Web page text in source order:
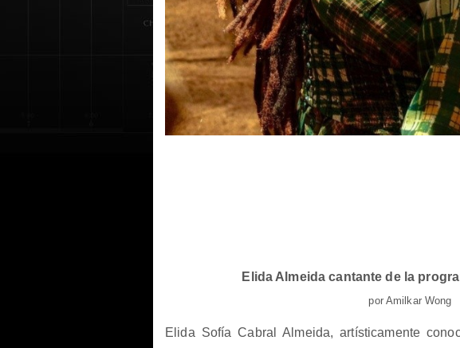
Elida Almeida cantante de la
por Amilkar Wong
Elida Sofía Cabral Almeida, artísticamente